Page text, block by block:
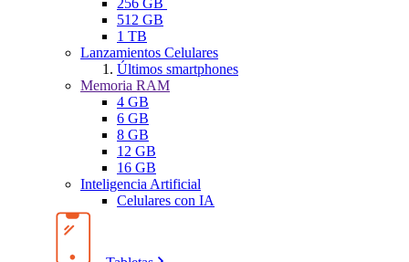
256 GB
512 GB
1 TB
Lanzamientos Celulares
Últimos smartphones
Memoria RAM
4 GB
6 GB
8 GB
12 GB
16 GB
Inteligencia Artificial
Celulares con IA